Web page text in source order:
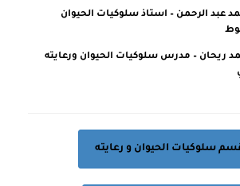
عبد الرحمن – استاذ سلوكيات الحيوان
ريحان – مدرس سلوكيات الحيوان ورعايته
سلوكيات الحيوان و رعايته